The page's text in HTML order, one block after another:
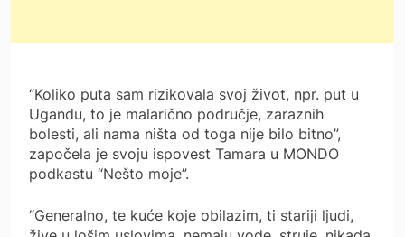
“Koliko puta sam rizikovala svoj život, npr. put u
Ugandu, to je malarično područje, zaraznih
bolesti, ali nama ništa od toga nije bilo bitno”,
započela je svoju ispovest Tamara u MONDO
podkastu “Nešto moje”.
“Generalno, te kuće koje obilazim, ti stariji ljudi,